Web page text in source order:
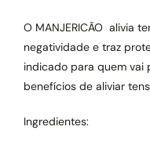
O MANJERICÃO alivia
negatividade e traz
indicado para quem vai
benefícios de aliviar
Ingredientes: